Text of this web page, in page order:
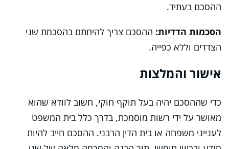
ההסכם בעתיד.
הסכמות הדדיות: ההסכם צריך להיחתם בהסכמת שני
הצדדים וללא כפייה.
אישור והמלצות
כדי שההסכם יהיה בעל תוקף חוקי, חשוב לוודא שהוא
מאושר על ידי רשות מוסמכת, בדרך כלל בית המשפט
לענייני משפחה או בית הדין הרבני. ההסכם חייב להיות